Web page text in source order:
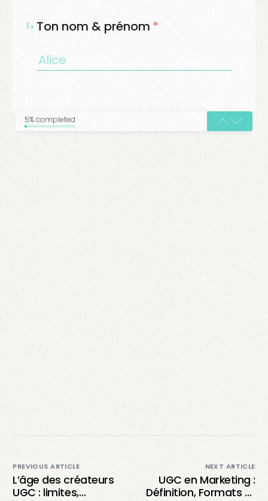
1 Ton nom & prénom *
5% completed
PREVIOUS ARTICLE
L’âge des créateurs
UGC : limites,
NEXT ARTICLE
UGC en Marketing :
Définition, Formats et